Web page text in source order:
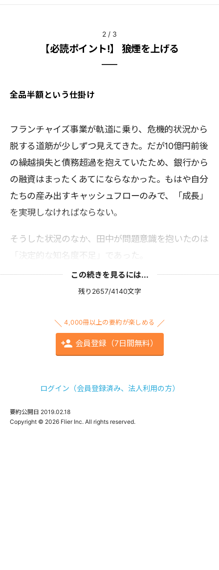
2 / 3
【必読ポイント!】 狼煙を上げる
全品半額という仕掛け
フランチャイズ事業が軌道に乗り、危機的状況から
脱する道筋が少しずつ見えてきた。だが10億円前後
の繰越損失と債務超過を抱えていたため、銀行から
の融資はまったくあてにならなかった。もはや自分
たちの産み出すキャッシュフローのみで、「成長」
を実現しなければならない。
そうした状況のなか、田中が問題意識を抱いたのは
「決定的な知名度不足」であった。
この続きを見るには...
残り2657/4140文字
4,000冊以上の要約が楽しめる
会員登録（7日間無料）
ログイン（会員登録済み、法人利用の方）
要約公開日 2019.02.18